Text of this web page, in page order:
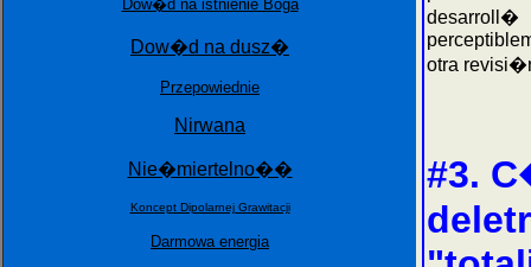
Dow�d na istnienie Boga
Dow�d na dusz�
Przepowiednie
Nirwana
Nie�miertelno��
Koncept Dipolarnej Grawitacji
Darmowa energia
otra
#3.